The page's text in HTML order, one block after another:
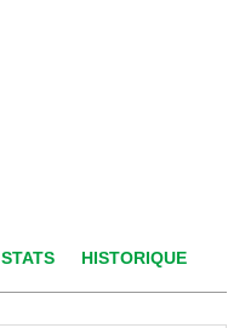
STATS HISTORIQUE